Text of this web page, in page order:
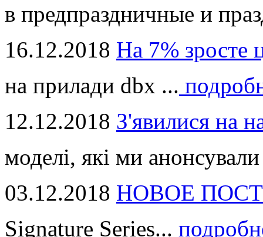
в предпраздничные и
16.12.2018 На 7% зросте
на прилади dbx ...
12.12.2018 З'явилися на
моделі, які ми
03.12.2018 НОВОЕ
Signature Series...